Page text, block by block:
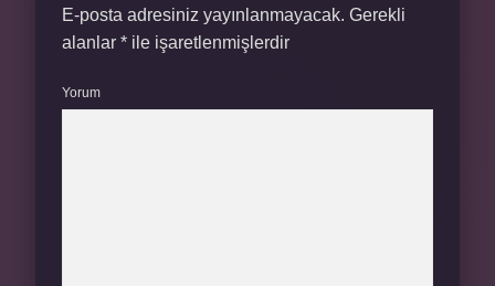
E-posta adresiniz yayınlanmayacak. Gerekli
alanlar * ile işaretlenmişlerdir
Yorum